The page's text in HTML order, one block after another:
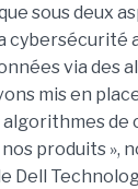
sous deux
cybersécurité
via des
mis en
de
produits »,
Dell